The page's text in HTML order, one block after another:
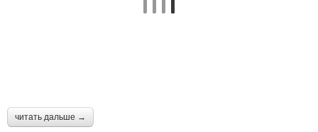
читать дальше →